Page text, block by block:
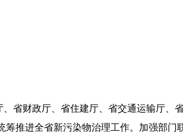
省财政厅、省住建厅、省交通运输厅、
推进全省新污染物治理工作。加强部门